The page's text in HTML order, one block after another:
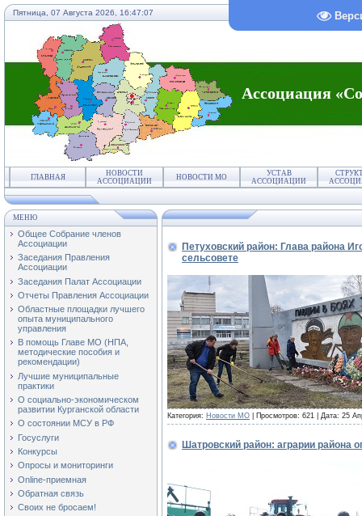
Пятница, 07 Августа 2026, 16:47:08
Ассоциация
ГЛАВНАЯ
НОВОСТИ
АССОЦИАЦИИ
НОВОСТИ МО
УСТАВ
АССОЦИАЦИИ
МЕНЮ
Общее Собрание членов
Ассоциации
Заседания Правления
Ассоциации
Заседания Палат Ассоциации
Отчеты Правления Ассоциации
Областные площадки лучшего
опыта муниципального
управления
В помощь Главе МО (НПА,
методические пособия и
рекомендации)
Лучшие муниципальные
практики
О социально-экономическом
развитии Курганской области
О состоянии МСУ в РФ
Госуслуги
Конкурсы
Опросы и мониторинги
Online-приемная
Обратная связь
Своих не бросаем!
Петуховский район: Глава района
сельсовете
Категория: Новости МО | Просмотров: 621 | Дата: 25
Шатровский район: аграрии района